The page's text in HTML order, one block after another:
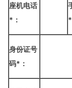
座机电话
* ：
*
身份证号
码* ：